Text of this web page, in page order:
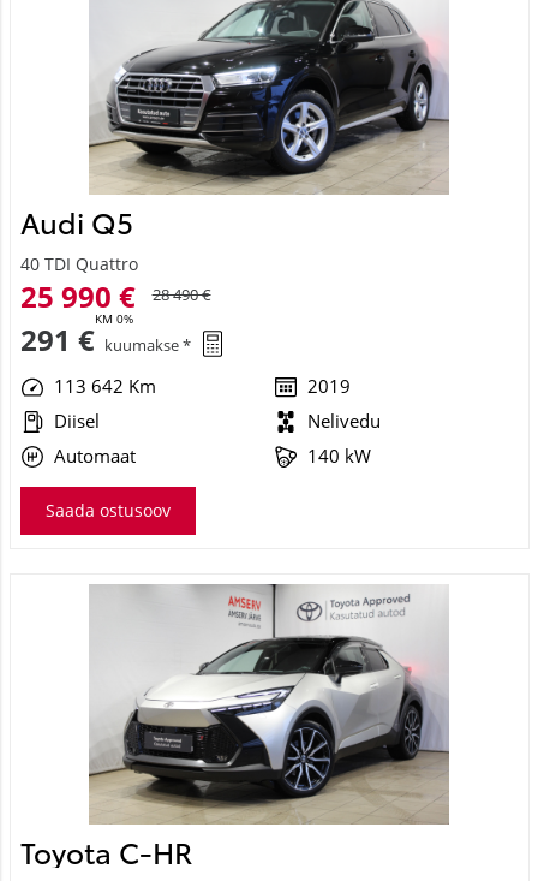
Audi Q5
40 TDI Quattro
25 990 €
KM 0%
28 490 €
291 € kuumakse *
113 642 Km
2019
Diisel
Nelivedu
Automaat
140 kW
Saada ostusoov
Toyota C-HR